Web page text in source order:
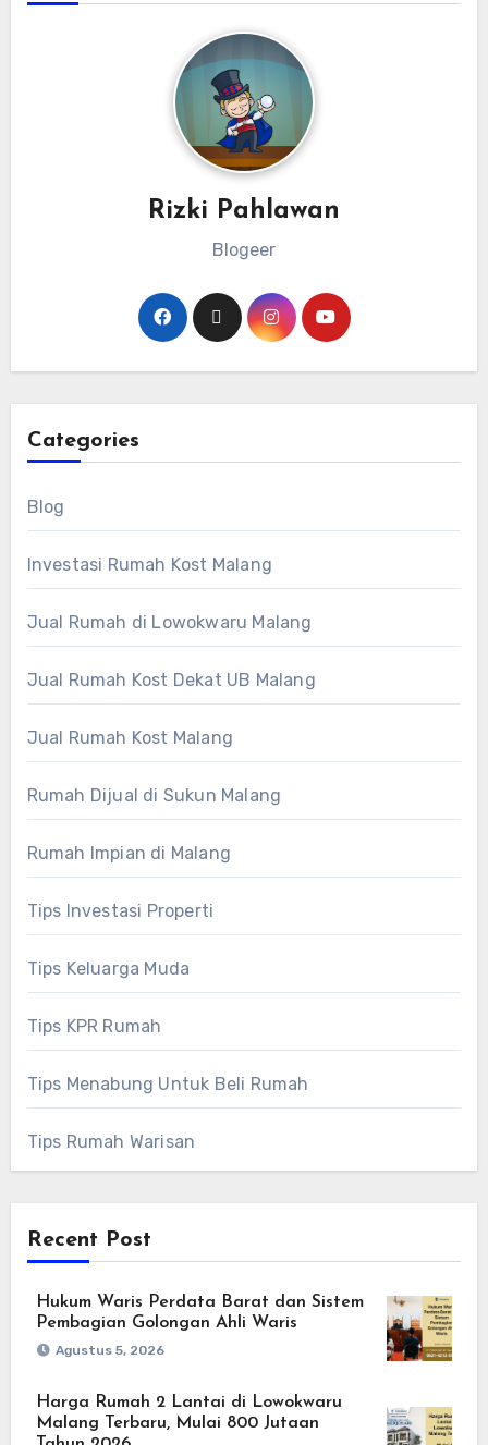
Rizki Pahlawan
Blogeer
Categories
Blog
Investasi Rumah Kost Malang
Jual Rumah di Lowokwaru Malang
Jual Rumah Kost Dekat UB Malang
Jual Rumah Kost Malang
Rumah Dijual di Sukun Malang
Rumah Impian di Malang
Tips Investasi Properti
Tips Keluarga Muda
Tips KPR Rumah
Tips Menabung Untuk Beli Rumah
Tips Rumah Warisan
Recent Post
Hukum Waris Perdata Barat dan Sistem
Pembagian Golongan Ahli Waris
Agustus 5, 2026
Harga Rumah 2 Lantai di Lowokwaru
Malang Terbaru, Mulai 800 Jutaan